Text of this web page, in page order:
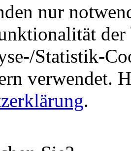
nur
der
Statistik-
verwendet.
.